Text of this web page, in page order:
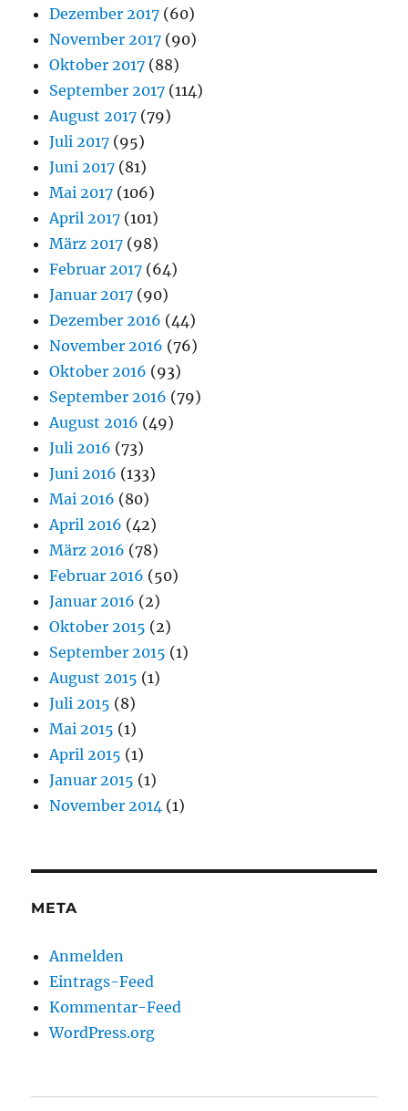
Dezember 2017 (60)
November 2017 (90)
Oktober 2017 (88)
September 2017 (114)
August 2017 (79)
Juli 2017 (95)
Juni 2017 (81)
Mai 2017 (106)
April 2017 (101)
März 2017 (98)
Februar 2017 (64)
Januar 2017 (90)
Dezember 2016 (44)
November 2016 (76)
Oktober 2016 (93)
September 2016 (79)
August 2016 (49)
Juli 2016 (73)
Juni 2016 (133)
Mai 2016 (80)
April 2016 (42)
März 2016 (78)
Februar 2016 (50)
Januar 2016 (2)
Oktober 2015 (2)
September 2015 (1)
August 2015 (1)
Juli 2015 (8)
Mai 2015 (1)
April 2015 (1)
Januar 2015 (1)
November 2014 (1)
META
Anmelden
Eintrags-Feed
Kommentar-Feed
WordPress.org